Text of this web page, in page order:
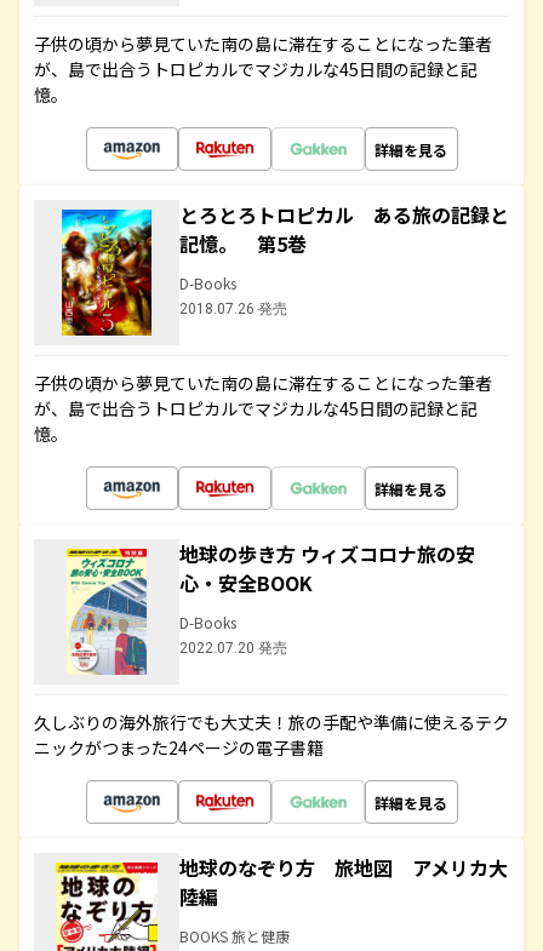
子供の頃から夢見ていた南の島に滞在することになった筆者
が、島で出合うトロピカルでマジカルな45日間の記録と記
憶。
詳細を見る
とろとろトロピカル ある旅の記録と
記憶。 第5巻
D-Books
2018.07.26 発売
子供の頃から夢見ていた南の島に滞在することになった筆者
が、島で出合うトロピカルでマジカルな45日間の記録と記
憶。
詳細を見る
地球の歩き方 ウィズコロナ旅の安
心・安全BOOK
D-Books
2022.07.20 発売
久しぶりの海外旅行でも大丈夫！旅の手配や準備に使えるテク
ニックがつまった24ページの電子書籍
詳細を見る
地球のなぞり方 旅地図 アメリカ大
陸編
BOOKS 旅と健康